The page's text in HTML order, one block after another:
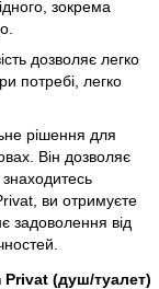
зокрема
дозволяє легко
потребі, легко
рішення для
Він дозволяє
ви отримуєте
задоволення від
Privat (душ/туалет)